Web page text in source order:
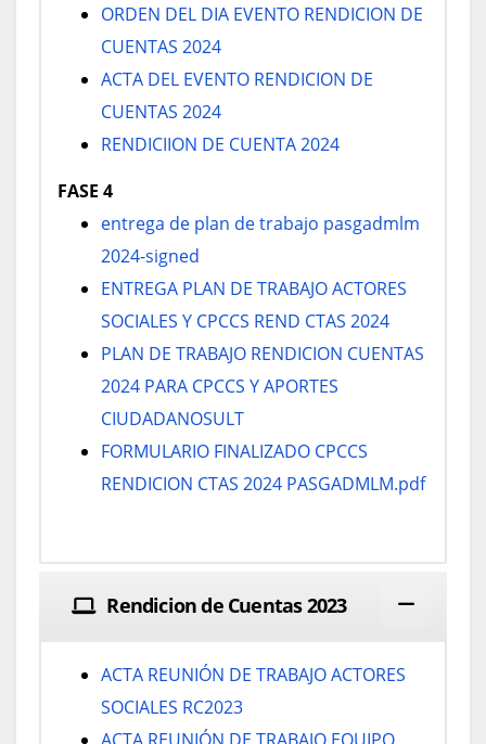
ORDEN DEL DIA EVENTO RENDICION DE
CUENTAS 2024
ACTA DEL EVENTO RENDICION DE
CUENTAS 2024
RENDICIION DE CUENTA 2024
FASE 4
entrega de plan de trabajo pasgadmlm
2024-signed
ENTREGA PLAN DE TRABAJO ACTORES
SOCIALES Y CPCCS REND CTAS 2024
PLAN DE TRABAJO RENDICION CUENTAS
2024 PARA CPCCS Y APORTES
CIUDADANOSULT
FORMULARIO FINALIZADO CPCCS
RENDICION CTAS 2024 PASGADMLM.pdf
Rendicion de Cuentas 2023
ACTA REUNIÓN DE TRABAJO ACTORES
SOCIALES RC2023